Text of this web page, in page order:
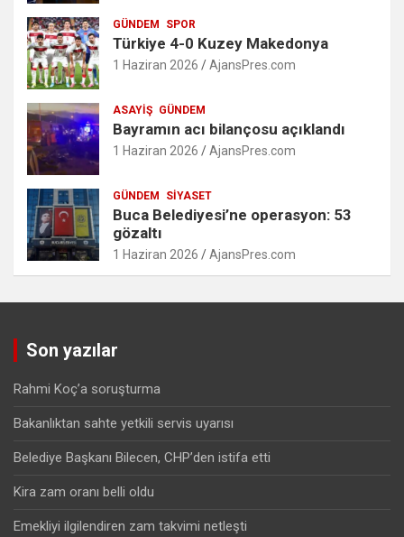
GÜNDEM SPOR
Türkiye 4-0 Kuzey Makedonya
1 Haziran 2026 AjansPres.com
ASAYIŞ GÜNDEM
Bayramın acı bilançosu açıklandı
1 Haziran 2026 AjansPres.com
GÜNDEM SIYASET
Buca Belediyesi’ne operasyon: 53
gözaltı
1 Haziran 2026 AjansPres.com
Son yazılar
Rahmi Koç’a soruşturma
Bakanlıktan sahte yetkili servis uyarısı
Belediye Başkanı Bilecen, CHP’den istifa etti
Kira zam oranı belli oldu
Emekliyi ilgilendiren zam takvimi netleşti